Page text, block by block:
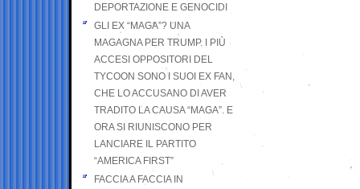
DEPORTAZIONE E GENOCIDI
GLI EX “MAGA”? UNA
MAGAGNA PER TRUMP. I PIÙ
ACCESI OPPOSITORI DEL
TYCOON SONO I SUOI EX FAN,
CHE LO ACCUSANO DI AVER
TRADITO LA CAUSA “MAGA”. E
ORA SI RIUNISCONO PER
LANCIARE IL PARTITO
“AMERICA FIRST”
FACCIA A FACCIA IN